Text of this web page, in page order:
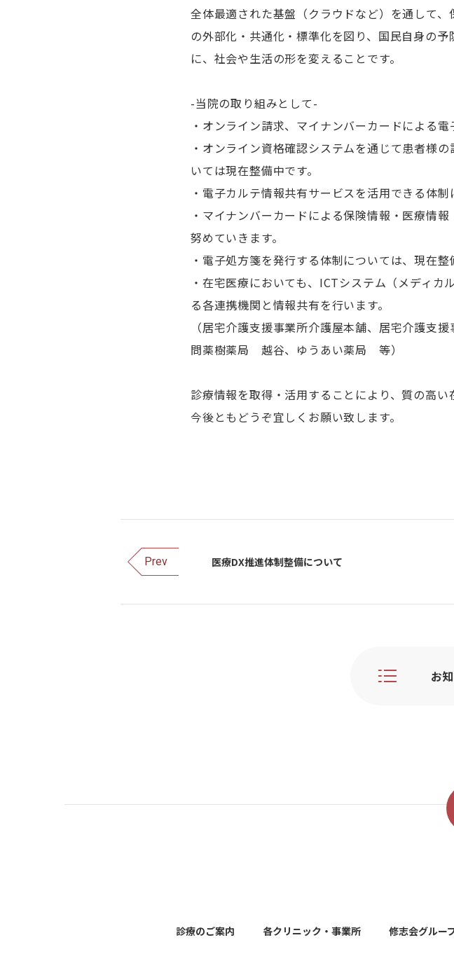
全体最適された基盤（クラウドなど）を通して
の外部化・共通化・標準化を図り、国民自身の
に、社会や生活の形を変えることです。
-当院の取り組みとして-
・オンライン請求、マイナンバーカードによる
・オンライン資格確認システムを通じて患者様
いては現在整備中です。
・電子カルテ情報共有サービスを活用できる体制
・マイナンバーカードによる保険情報・医療情
努めていきます。
・電子処方箋を発行する体制については、現在整
・在宅医療においても、ICTシステム（メディ
る各連携機関と情報共有を行います。
（居宅介護支援事業所介護屋本舗、居宅介護
問薬樹薬局 越谷、ゆうあい薬局 等）
診療情報を取得・活用することにより、質の高い
今後ともどうぞ宜しくお願い致します。
Prev 医療DX推進体制整備について
お
診療のご案内 各クリニック・事業所 修志会グルー